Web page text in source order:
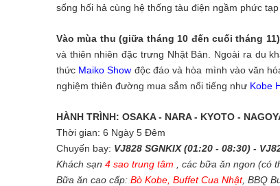
sống hối hả cùng hệ thống tàu điện ngầm phức
Vào mùa thu (giữa tháng 10 đến cuối tháng 11)
và thiên nhiên đặc trưng Nhật Bản. Ngoài ra du
thức Maiko Show độc đáo và hòa mình vào văn
nghiệm thiên đường mua sắm nổi tiếng như Kobe
HÀNH TRÌNH: OSAKA - NARA - KYOTO -
Thời gian: 6 Ngày 5 Đêm
Chuyến bay: VJ828 SGNKIX (01:20 - 08:30) -
Khách sạn 4 sao trung tâm , các bữa ăn ngon (có
Bữa ăn cao cấp: Bò Kobe Buffet Cua Nhật, BBQ